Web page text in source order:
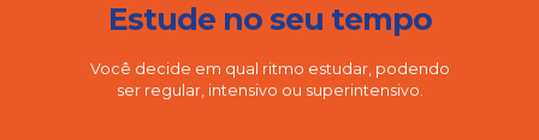
Estude no seu tempo
Você decide em qual ritmo estudar, podendo
ser regular, intensivo ou superintensivo.